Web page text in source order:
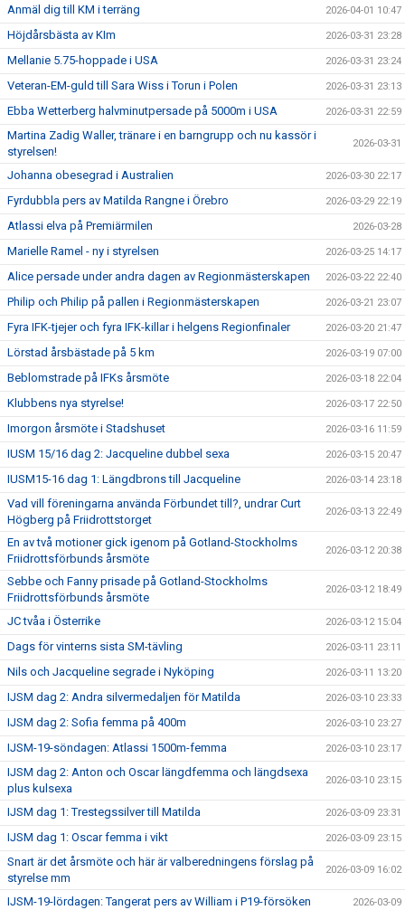
Anmäl dig till KM i terräng 2026-04-01 10:47
Höjdårsbästa av KIm 2026-03-31 23:28
Mellanie 5.75-hoppade i USA 2026-03-31 23:24
Veteran-EM-guld till Sara Wiss i Torun i Polen 2026-03-31 23:13
Ebba Wetterberg halvminutpersade på 5000m i USA 2026-03-31 22:59
Martina Zadig Waller, tränare i en barngrupp och nu kassör i
styrelsen!
2026-03-31
Johanna obesegrad i Australien 2026-03-30 22:17
Fyrdubbla pers av Matilda Rangne i Örebro 2026-03-29 22:19
Atlassi elva på Premiärmilen 2026-03-28
Marielle Ramel - ny i styrelsen 2026-03-25 14:17
Alice persade under andra dagen av Regionmästerskapen 2026-03-22 22:40
Philip och Philip på pallen i Regionmästerskapen 2026-03-21 23:07
Fyra IFK-tjejer och fyra IFK-killar i helgens Regionfinaler 2026-03-20 21:47
Lörstad årsbästade på 5 km 2026-03-19 07:00
Beblomstrade på IFKs årsmöte 2026-03-18 22:04
Klubbens nya styrelse! 2026-03-17 22:50
Imorgon årsmöte i Stadshuset 2026-03-16 11:59
IUSM 15/16 dag 2: Jacqueline dubbel sexa 2026-03-15 20:47
IUSM15-16 dag 1: Längdbrons till Jacqueline 2026-03-14 23:18
Vad vill föreningarna använda Förbundet till?, undrar Curt
Högberg på Friidrottstorget
2026-03-13 22:49
En av två motioner gick igenom på Gotland-Stockholms
Friidrottsförbunds årsmöte
2026-03-12 20:38
Sebbe och Fanny prisade på Gotland-Stockholms
Friidrottsförbunds årsmöte
2026-03-12 18:49
JC tvåa i Österrike 2026-03-12 15:04
Dags för vinterns sista SM-tävling 2026-03-11 23:11
Nils och Jacqueline segrade i Nyköping 2026-03-11 13:20
IJSM dag 2: Andra silvermedaljen för Matilda 2026-03-10 23:33
IJSM dag 2: Sofia femma på 400m 2026-03-10 23:27
IJSM-19-söndagen: Atlassi 1500m-femma 2026-03-10 23:17
IJSM dag 2: Anton och Oscar längdfemma och längdsexa
plus kulsexa
2026-03-10 23:15
IJSM dag 1: Trestegssilver till Matilda 2026-03-09 23:31
IJSM dag 1: Oscar femma i vikt 2026-03-09 23:15
Snart är det årsmöte och här är valberedningens förslag på
styrelse mm
2026-03-09 16:02
IJSM-19-lördagen: Tangerat pers av William i P19-försöken 2026-03-09